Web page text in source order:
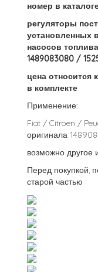
номер в
регуляторы
установленных
насосов
1489083080 /
цена относится
в комплекте
Применение:
Fiat / Citroen /
оригинала
возможно другое
Перед покупкой,
старой частью